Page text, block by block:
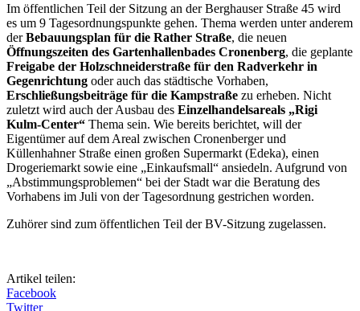
Im öffentlichen Teil der Sitzung an der Berghauser Straße 45 wird
es um 9 Tagesordnungspunkte gehen. Thema werden unter anderem
derBebauungsplan für die Rather Straße, die neuen
Öffnungszeiten des Gartenhallenbades Cronenberg, die geplante
Freigabe der Holzschneiderstraße für den Radverkehr in
Gegenrichtung oder auch das städtische Vorhaben,
Erschließungsbeiträge für die Kampstraße zu erheben. Nicht
zuletzt wird auch der Ausbau des Einzelhandelsareals „Rigi
Kulm-Center“ Thema sein. Wie bereits berichtet, will der
Eigentümer auf dem Areal zwischen Cronenberger und
Küllenhahner Straße einen großen Supermarkt (Edeka), einen
Drogeriemarkt sowie eine „Einkaufsmall“ ansiedeln. Aufgrund von
„Abstimmungsproblemen“ bei der Stadt war die Beratung des
Vorhabens im Juli von der Tagesordnung gestrichen worden.
Zuhörer sind zum öffentlichen Teil der BV-Sitzung zugelassen.
Artikel teilen:
Facebook
Twitter